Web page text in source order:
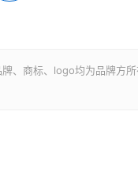
、商标、logo均为品牌方